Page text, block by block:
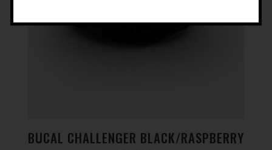
BUCAL CHALLENGER BLACK/RASPBERRY